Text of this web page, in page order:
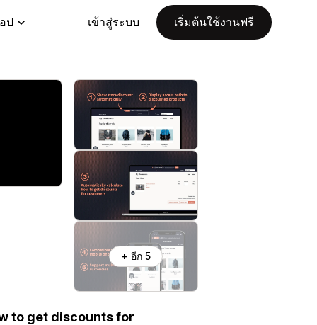
ป เข้าสู่ระบบ เริ่มต้นใช้งานฟรี
+ อีก 5
to get discounts for